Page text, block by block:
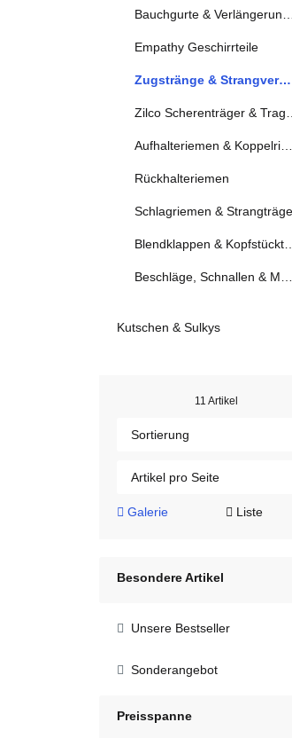
Empathy Geschirrteile
Zugstränge & Strangverbinder
Rückhalteriemen
Schlagriemen &
Kutschen & Sulkys
11 Artikel
Sortierung
Artikel pro Seite
Galerie Liste
Besondere Artikel
Unsere Bestseller
Sonderangebot
Preisspanne